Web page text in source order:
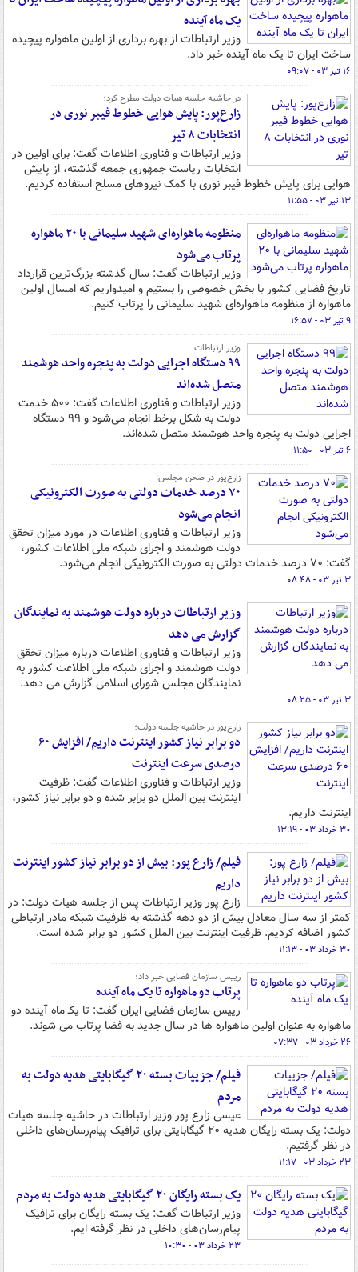
یک ماه آینده
وزیر ارتباطات از بهره برداری از اولین ماهواره پیچیده
ساخت ایران تا یک ماه آینده خبر داد.
۱۶ تیر ۰۳ - ۰۹:۰۷
در حاشیه جلسه هیات دولت مطرح کرد؛
زارع‌پور: پایش هوایی خطوط فیبر نوری در
انتخابات ۸ تیر
وزیر ارتباطات و فناوری اطلاعات گفت: برای اولین در
انتخابات ریاست جمهوری جمعه گذشته، از پایش
هوایی برای پایش خطوط فیبر نوری با کمک نیروهای مسلح استفاده کردیم.
۱۳ تیر ۰۳ - ۱۱:۵۵
منظومه ماهواره‌ای شهید سلیمانی با ۲۰ ماهواره
پرتاب می‌شود
وزیر ارتباطات گفت: سال گذشته بزرگ‌ترین قرارداد
تاریخ فضایی کشور با بخش خصوصی را بستیم و امیدواریم که امسال اولین
ماهواره از منظومه ماهواره‌ای شهید سلیمانی را پرتاب کنیم.
۹ تیر ۰۳ - ۱۶:۵۷
وزیر ارتباطات:
۹۹ دستگاه اجرایی دولت به پنجره واحد هوشمند
متصل شده‌اند
وزیر ارتباطات و فناوری اطلاعات گفت: ۵۰۰ خدمت
دولت به شکل برخط انجام می‌شود و ۹۹ دستگاه
اجرایی دولت به پنجره واحد هوشمند متصل شده‌اند.
۶ تیر ۰۳ - ۱۱:۵۰
زارع‌پور در صحن مجلس:
۷۰ درصد خدمات دولتی به صورت الکترونیکی
انجام می‌شود
وزیر ارتباطات و فناوری اطلاعات در مورد میزان تحقق
دولت هوشمند و اجرای شبکه ملی اطلاعات کشور،
گفت: ۷۰ درصد خدمات دولتی به صورت الکترونیکی انجام می‌شود.
۳ تیر ۰۳ - ۰۸:۴۸
وزیر ارتباطات درباره دولت هوشمند به نمایندگان
گزارش می دهد
وزیر ارتباطات و فناوری اطلاعات درباره میزان تحقق
دولت هوشمند و اجرای شبکه ملی اطلاعت کشور به
نمایندگان مجلس شورای اسلامی گزارش می دهد.
۳ تیر ۰۳ - ۰۸:۲۵
زارع‌پور در حاشیه جلسه دولت؛
دو برابر نیاز کشور اینترنت داریم/ افزایش ۶۰
درصدی سرعت اینترنت
وزیر ارتباطات و فناوری اطلاعات گفت: ظرفیت
اینترنت بین الملل دو برابر شده و دو برابر نیاز کشور،
اینترنت داریم.
۳۰ خرداد ۰۳ - ۱۳:۱۹
فیلم/ زارع پور: بیش از دو برابر نیاز کشور اینترنت
داریم
زارع پور وزیر ارتباطات پس از جلسه هیات دولت: در
کمتر از سه سال معادل بیش از دو دهه گذشته به ظرفیت شبکه مادر ارتباطی
کشور اضافه کردیم. ظرفیت اینترنت بین الملل کشور دو برابر شده است.
۳۰ خرداد ۰۳ - ۱۱:۱۳
رییس سازمان فضایی خبر داد؛
پرتاب دو ماهواره تا یک ماه آینده
رییس سازمان فضایی ایران گفت: تا یکـ ماه آینده دو
ماهواره به عنوان اولین ماهواره ها در سال جدید به فضا پرتاب می شوند.
۲۶ خرداد ۰۳ - ۰۷:۳۷
فیلم/ جزییات بسته ۲۰ گیگابایتی هدیه دولت به
مردم
عیسی زارع پور وزیر ارتباطات در حاشیه جلسه هیات
دولت: یک بسته رایگان هدیه ۲۰ گیگابایتی برای ترافیک پیام‌رسان‌های داخلی
در نظر گرفتیم.
۲۳ خرداد ۰۳ - ۱۱:۱۷
یک بسته رایگان ۲۰ گیگابایتی هدیه دولت به مردم
وزیر ارتباطات گفت: یک بسته رایگان برای ترافیک
پیام‌رسان‌های داخلی در نظر گرفته ایم.
۲۳ خرداد ۰۳ - ۱۰:۳۰